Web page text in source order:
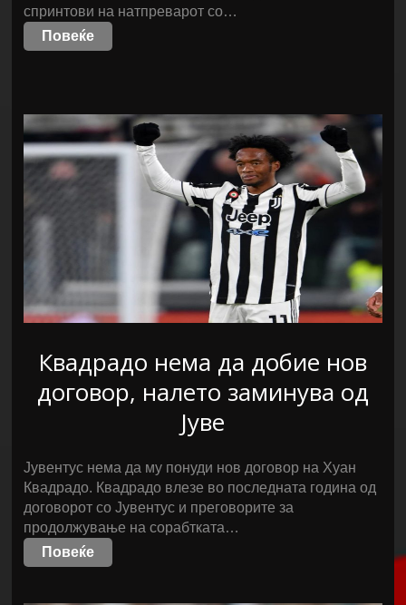
спринтови на натпреварот со…
Повеќе
Квадрадо нема да добие нов
договор, налето заминува од
Јуве
Јувентус нема да му понуди нов договор на Хуан
Квадрадо. Квадрадо влезе во последната година од
договорот со Јувентус и преговорите за
продолжување на сорабтката…
Повеќе